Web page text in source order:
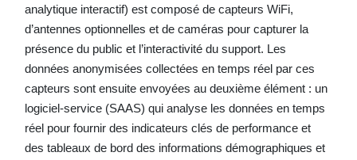
analytique interactif) est composé de capteurs WiFi,
d’antennes optionnelles et de caméras pour capturer la
présence du public et l’interactivité du support. Les
données anonymisées collectées en temps réel par ces
capteurs sont ensuite envoyées au deuxième élément : un
logiciel-service (SAAS) qui analyse les données en temps
réel pour fournir des indicateurs clés de performance et
des tableaux de bord des informations démographiques et